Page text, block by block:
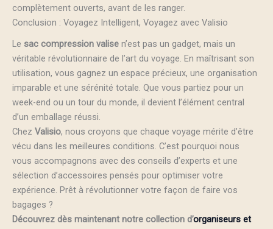
complètement ouverts, avant de les ranger.
Conclusion : Voyagez Intelligent, Voyagez avec Valisio
Le sac compression valise n’est pas un gadget, mais un
véritable révolutionnaire de l’art du voyage. En maîtrisant son
utilisation, vous gagnez un espace précieux, une organisation
imparable et une sérénité totale. Que vous partiez pour un
week-end ou un tour du monde, il devient l’élément central
d’un emballage réussi.
Chez Valisio, nous croyons que chaque voyage mérite d’être
vécu dans les meilleures conditions. C’est pourquoi nous
vous accompagnons avec des conseils d’experts et une
sélection d’accessoires pensés pour optimiser votre
expérience. Prêt à révolutionner votre façon de faire vos
bagages ?
Découvrez dès maintenant notre collection d’organiseurs et